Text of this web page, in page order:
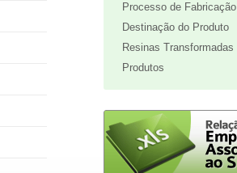
Processo de Fabricação
Destinação do Produto
Resinas Transformadas
Produtos